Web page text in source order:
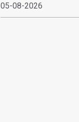
05-08-2026